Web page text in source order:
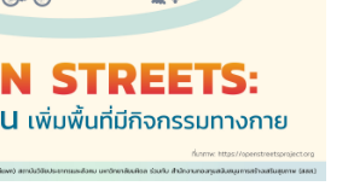
พื้นที่โอบรับความหลากหลาย
กายอย่างเท่าเทียม